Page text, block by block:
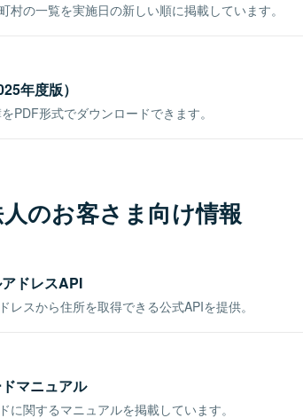
村の一覧を実施日の新しい順に掲載しています。
年度版）
PDF形式でダウンロードできます。
のお客さま向け情報
ドレスAPI
レスから住所を取得できる公式APIを提供。
マニュアル
に関するマニュアルを掲載しています。